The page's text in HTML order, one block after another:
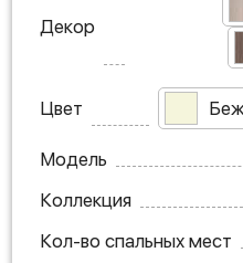
Декор
Цвет
Модель
Коллекция
Кол-во спальных мест